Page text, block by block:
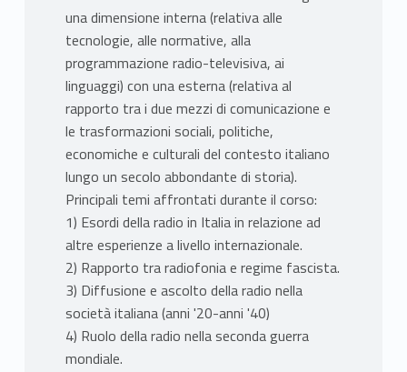
una dimensione interna (relativa alle
tecnologie, alle normative, alla
programmazione radio-televisiva, ai
linguaggi) con una esterna (relativa al
rapporto tra i due mezzi di comunicazione e
le trasformazioni sociali, politiche,
economiche e culturali del contesto italiano
lungo un secolo abbondante di storia).
Principali temi affrontati durante il corso:
1) Esordi della radio in Italia in relazione ad
altre esperienze a livello internazionale.
2) Rapporto tra radiofonia e regime fascista.
3) Diffusione e ascolto della radio nella
società italiana (anni '20-anni '40)
4) Ruolo della radio nella seconda guerra
mondiale.